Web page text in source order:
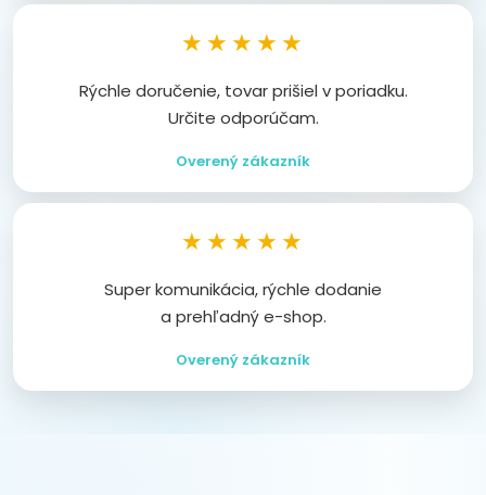
★★★★★
Rýchle doručenie, tovar prišiel v poriadku.
Určite odporúčam.
Overený zákazník
★★★★★
Super komunikácia, rýchle dodanie
a prehľadný e-shop.
Overený zákazník